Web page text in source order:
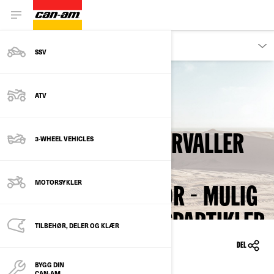
SSV
ATV
3-WHEEL VEHICLES
MOTORSYKLER
TILBEHØR, DELER OG KLÆR
BYGG DIN
FEIL INFORMASJON
VEDLIKEHOLDSINTERVALLER
FOR SKIVE FOR
SEKUNDÆRVARIATOR - MULIG
LØSNING AV SMUSSPARTIKLER
DEL